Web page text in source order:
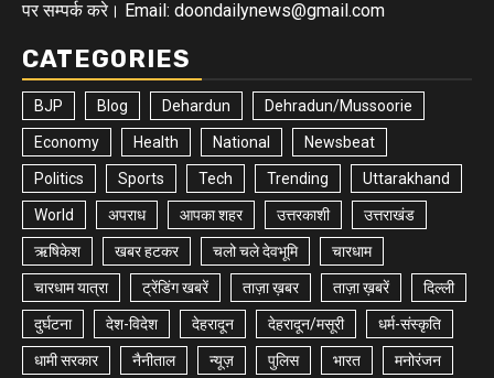
पर सम्पर्क करे। Email: doondailynews@gmail.com
CATEGORIES
BJP Blog Dehardun Dehradun/Mussoorie
Economy Health National Newsbeat
Politics Sports Tech Trending Uttarakhand
World अपराध आपका शहर उत्तरकाशी उत्तराखंड
ऋषिकेश खबर हटकर चलो चले देवभूमि चारधाम
चारधाम यात्रा ट्रेंडिंग खबरें ताज़ा ख़बर ताज़ा ख़बरें दिल्ली
दुर्घटना देश-विदेश देहरादून देहरादून/मसूरी धर्म-संस्कृति
धामी सरकार नैनीताल न्यूज़ पुलिस भारत मनोरंजन